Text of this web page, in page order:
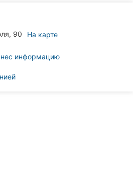
90 На карте
информацию